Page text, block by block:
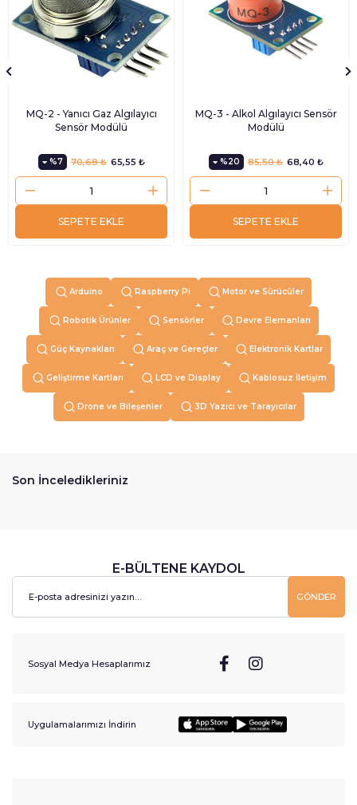
MQ-2 - Yanıcı Gaz Algılayıcı
Sensör Modülü
%7 65,55 ₺
70,68 ₺
SEPETE EKLE
MQ-3 - Alkol Algılayıcı Sensör
Modülü
%20 68,40 ₺
85,50 ₺
SEPETE EKLE
Arduino Raspberry Pi Motor ve Sürücüler
Robotik Ürünler Sensörler Devre Elemanları
Güç Kaynakları Araç ve Gereçler Elektronik Kartlar
Geliştirme Kartları LCD ve Display Kablosuz İletişim
Drone ve Bileşenler 3D Yazıcı ve Tarayıcılar
Son İnceledikleriniz
E-BÜLTENE KAYDOL
GÖNDER
Sosyal Medya Hesaplarımız
Uygulamalarımızı İndirin